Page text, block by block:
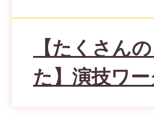
【たくさん
た】演技ワ